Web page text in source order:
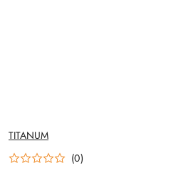
NAZWA
PRODUCENTA:
TITANUM
(0)